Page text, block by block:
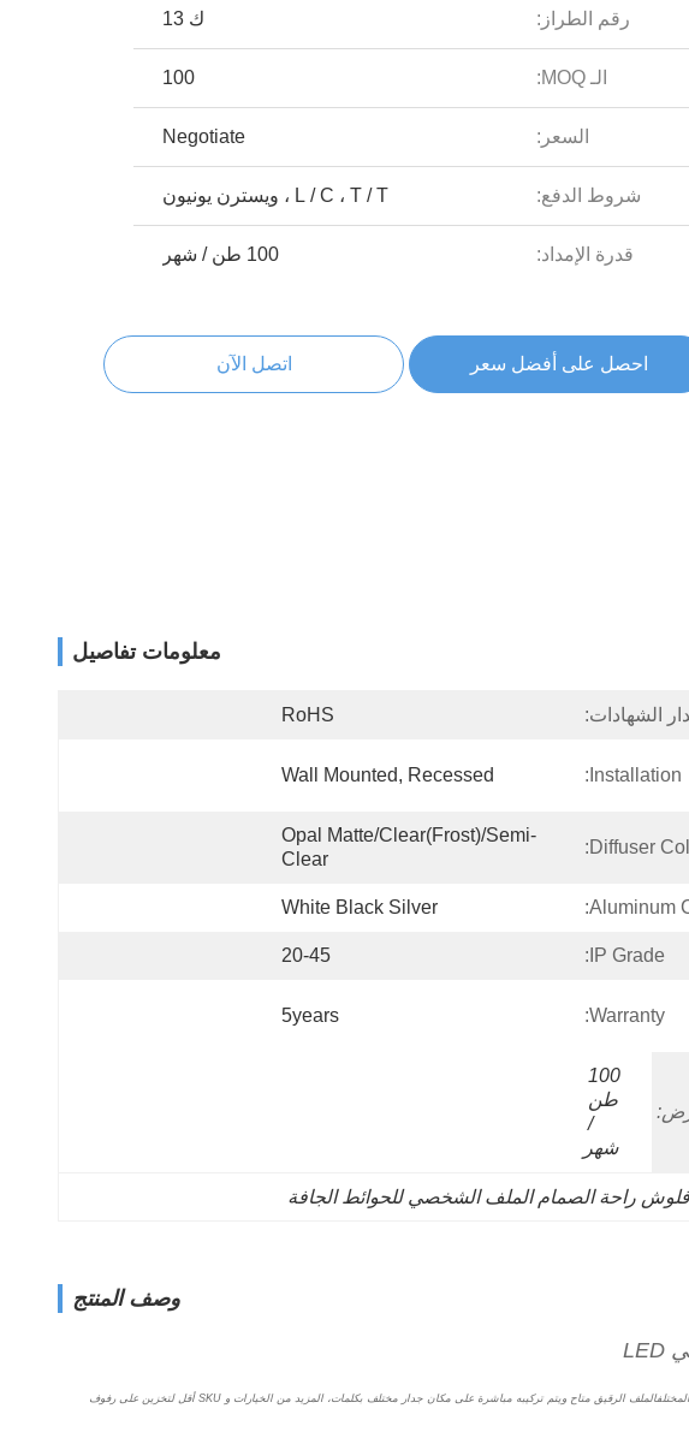
رقم الطراز: ك 13
الـ MOQ: 100
السعر: Negotiate
شروط الدفع: L / C ، T / T ، ويسترن يونيون
قدرة الإمداد: 100 طن / شهر
احصل على أفضل سعر اتصل الآن
معلومات تفاصيل
الشهادات: RoHS
Installation:
Wall Mounted, Recessed
Diffuser
Opal Matte/Clear(Frost)/Semi-
Clear
Aluminum
White Black Silver
IP Grade:
20-45
Warranty:
5years
/
شهر
وصف المنتج
ملف تعريف LED الجبس المنسحب هو التنوع كمصباح خطي LED متدفق ويحفظ وقت المقاولين الكهربائيين ،العمل والمساحة من خلال جعل من الممكن لتثبيت مجانا عن طريق قطع الطول المختلفالملف الرقيق متاح ويتم تركيبه مباشرة على مكان جدار مختلف بكلمات، المزيد من الخيارات و SKU أقل لتخزين على رفوف